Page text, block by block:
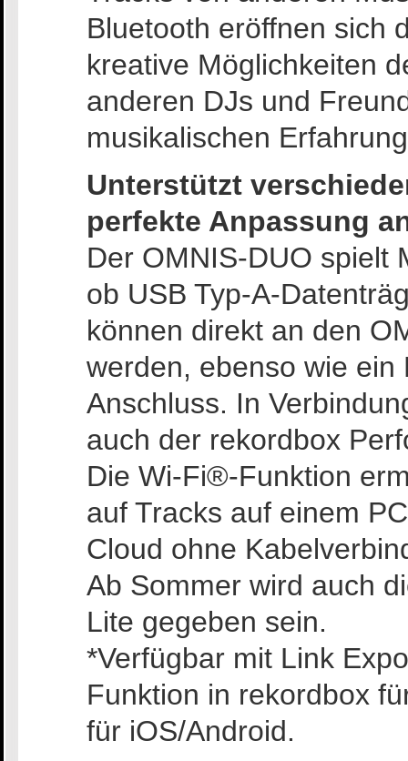
Bluetooth eröffnen sich
kreative Möglichkeiten
anderen DJs und
musikalischen
Unterstützt
perfekte Anpassung
Der OMNIS-DUO spielt
ob USB Typ-A-
können direkt an den
werden, ebenso wie ein
Anschluss. In
auch der rekordbox
Die Wi-Fi®-Funktion
auf Tracks auf einem
Cloud ohne
Ab Sommer wird auch
Lite gegeben sein.
*Verfügbar mit Link
Funktion in rekordbox
für iOS/Android.